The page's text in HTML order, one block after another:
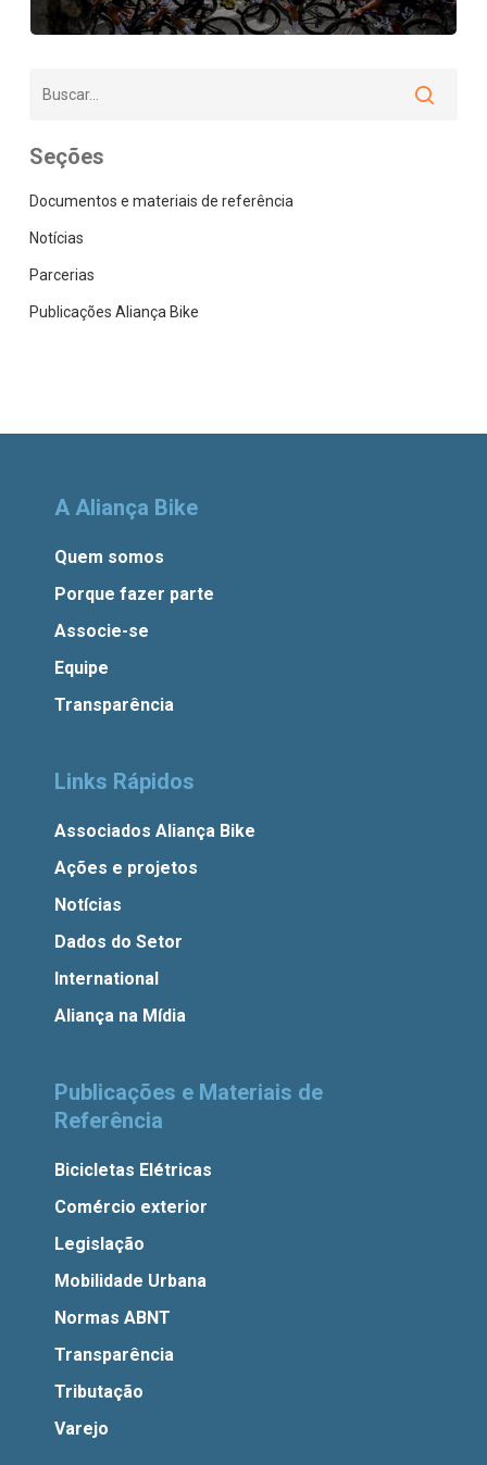
Seções
Documentos e materiais de referência
Notícias
Parcerias
Publicações Aliança Bike
A Aliança Bike
Quem somos
Porque fazer parte
Associe-se
Equipe
Transparência
Links Rápidos
Associados Aliança Bike
Ações e projetos
Notícias
Dados do Setor
International
Aliança na Mídia
Publicações e Materiais de
Referência
Bicicletas Elétricas
Comércio exterior
Legislação
Mobilidade Urbana
Normas ABNT
Transparência
Tributação
Varejo